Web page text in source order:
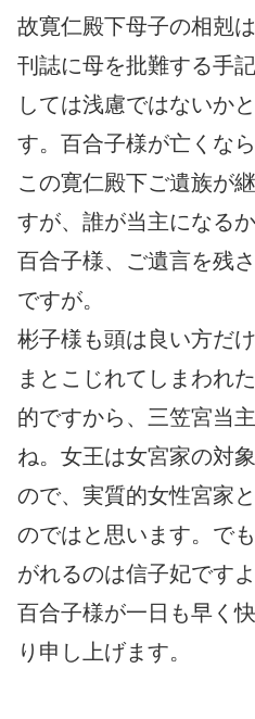
故寛仁殿下母子の相剋
刊誌に母を批難する手
しては浅慮ではないか
す。百合子様が亡くな
この寛仁殿下ご遺族が
すが、誰が当主になる
百合子様、ご遺言を残
ですが。
彬子様も頭は良い方だ
まとこじれてしまわれ
的ですから、三笠宮当
ね。女王は女宮家の対
ので、実質的女性宮家
のではと思います。で
がれるのは信子妃ですよ
百合子様が一日も早く
り申し上げます。